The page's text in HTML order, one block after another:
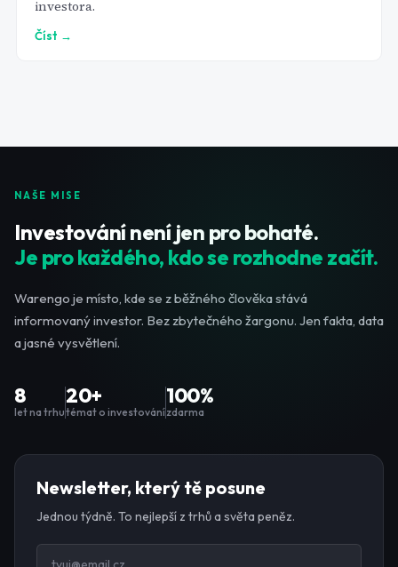
investora.
Číst →
NAŠE MISE
Investování není jen pro bohaté.
Je pro každého, kdo se rozhodne začít.
Warengo je místo, kde se z běžného člověka stává
informovaný investor. Bez zbytečného žargonu. Jen fakta, data
a jasné vysvětlení.
8
let na trhu
20+
témat o investování
100%
zdarma
Newsletter, který tě posune
Jednou týdně. To nejlepší z trhů a světa peněz.